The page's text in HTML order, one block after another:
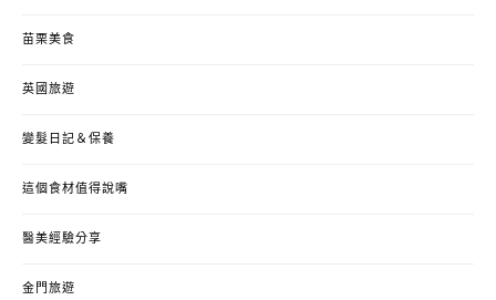
苗栗美食
英國旅遊
變髮日記＆保養
這個食材值得說嘴
醫美經驗分享
金門旅遊